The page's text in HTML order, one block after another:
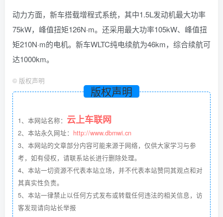
动力方面，新车搭载增程式系统，其中1.5L发动机最大功率
75kW，峰值扭矩126N·m。还采用最大功率105kW、峰值扭
矩210N·m的电机。新车WLTC纯电续航为46km，综合续航可
达1000km。
© 版权声明
版权声明
1、本网站名称： 云上车联网
2、本站永久网址： http://www.dbmwi.cn
3、本网站的文章部分内容可能来源于网络，仅供大家学习与参
考，如有侵权，请联系站长进行删除处理。
4、本站一切资源不代表本站立场，并不代表本站赞同其观点和对
其真实性负责。
5、本站一律禁止以任何方式发布或转载任何违法的相关信息，访
客发现请向站长举报